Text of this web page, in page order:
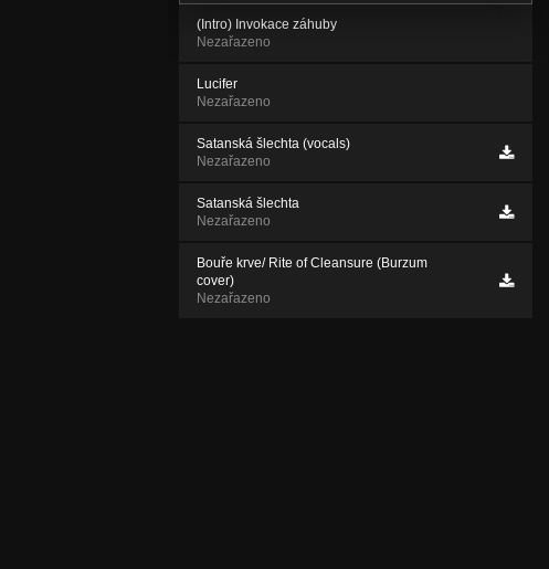
(Intro) Invokace záhuby
Nezařazeno
Lucifer
Nezařazeno
Satanská šlechta (vocals)
Nezařazeno
Satanská šlechta
Nezařazeno
Bouře krve/ Rite of Cleansure (Burzum
cover)
Nezařazeno